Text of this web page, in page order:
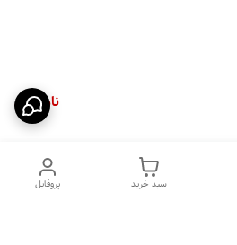
ناموجود
پروفایل سبد خرید